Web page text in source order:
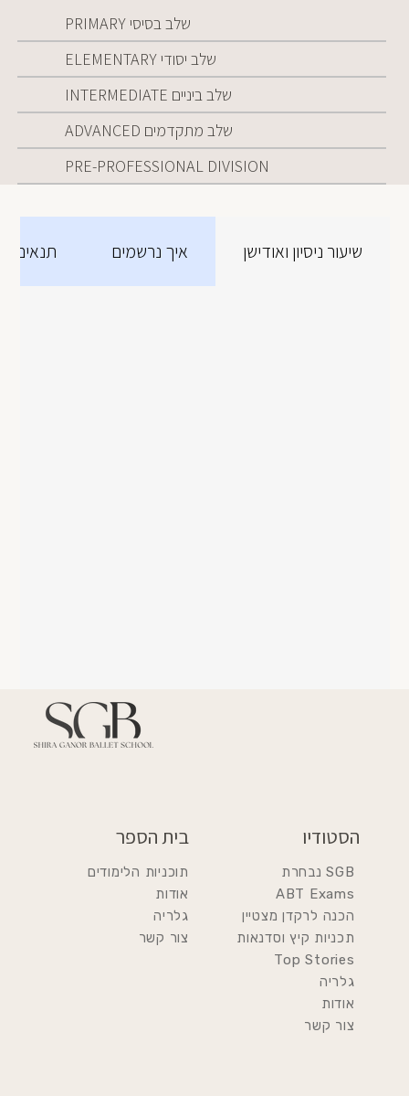
שלב בסיסי PRIMARY
שלב יסודי ELEMENTARY
שלב ביניים INTERMEDIATE
שלב מתקדמים ADVANCED
PRE-PROFESSIONAL DIVISION
שיעור ניסיון ואודישן איך נרשמים תנאים
בית הספר הסטודיו
SGB נבחרת
ABT Exams
הכנה לרקדן מצטיין
תכניות קיץ וסדנאות
Top Stories
גלריה
אודות
צור קשר
תוכניות הלימודים
אודות
גלריה
צור קשר